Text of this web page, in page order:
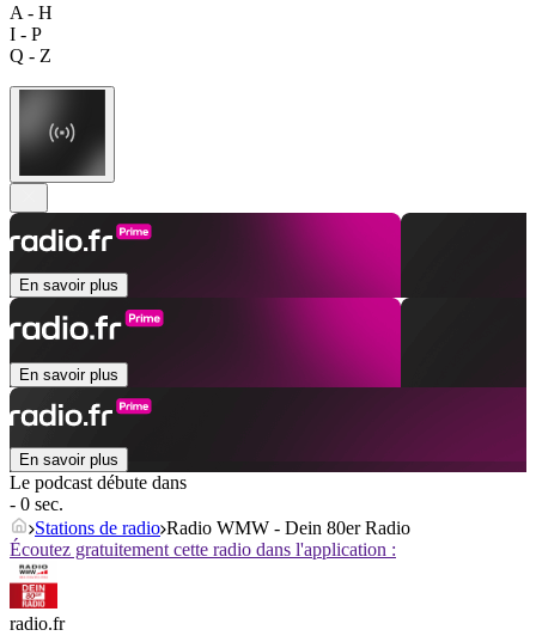
A - H
I - P
Q - Z
En savoir plus
En savoir plus
En savoir plus
Le podcast débute dans
- 0 sec.
Stations de radio Radio WMW - Dein 80er Radio
Écoutez gratuitement cette radio dans l'application :
radio.fr